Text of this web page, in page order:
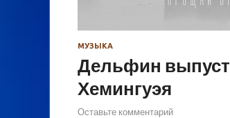
МУЗЫКА
Дельфин
Хемингуэя
Оставьте комментарий